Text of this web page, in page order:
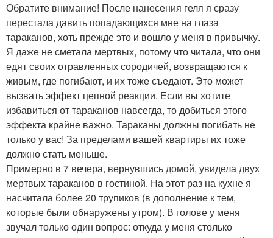
Обратите внимание! После нанесения геля я сразу
перестала давить попадающихся мне на глаза
тараканов, хоть прежде это и вошло у меня в привычку.
Я даже не сметала мертвых, потому что читала, что они
едят своих отравленных сородичей, возвращаются к
живым, где погибают, и их тоже съедают. Это может
вызвать эффект цепной реакции. Если вы хотите
избавиться от тараканов навсегда, то добиться этого
эффекта крайне важно. Тараканы должны погибать не
только у вас! За пределами вашей квартиры их тоже
должно стать меньше.
Примерно в 7 вечера, вернувшись домой, увидела двух
мертвых тараканов в гостиной. На этот раз на кухне я
насчитала более 20 трупиков (в дополнение к тем,
которые были обнаружены утром). В голове у меня
звучал только один вопрос: откуда у меня столько